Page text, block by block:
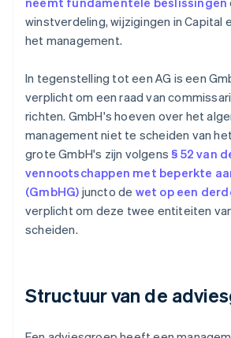
winstverdeling, wijzigingen in Capital
het management.
In tegenstelling tot een AG is een
verplicht om een raad van
richten. GmbH's hoeven over het
management niet te scheiden van
grote GmbH's zijn volgens§ 52 van
vennootschappen met beperkte
(GmbHG) juncto de wet op een
verplicht om deze twee entiteiten
scheiden.
Structuur van de